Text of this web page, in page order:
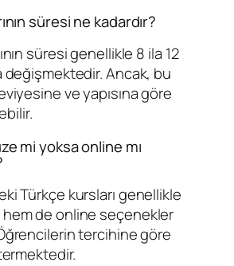
süresi ne kadardır?
süresi genellikle 8 ila 12
değişmektedir. Ancak, bu
ve yapısına göre
mi yoksa online mı
Türkçe kursları genellikle
de online seçenekler
tercihine göre